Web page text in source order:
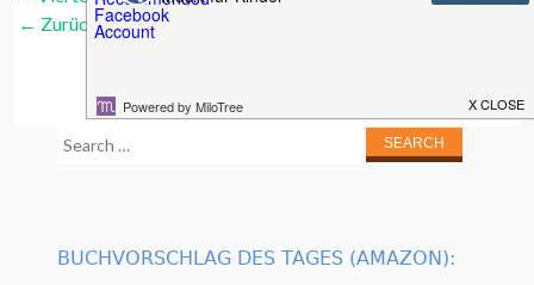
← Zurück
Search
BUCHVORSCHLAG DES TAGES (AMAZON):